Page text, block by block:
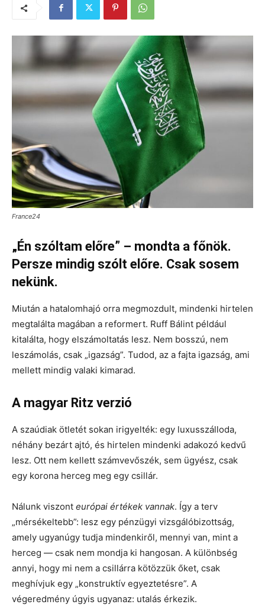
France24
„Én szóltam előre” – mondta a főnök.
Persze mindig szólt előre. Csak sosem
nekünk.
Miután a hatalomhajó orra megmozdult, mindenki hirtelen
megtalálta magában a reformert. Ruff Bálint például
kitalálta, hogy elszámoltatás lesz. Nem bosszú, nem
leszámolás, csak „igazság”. Tudod, az a fajta igazság, ami
mellett mindig valaki kimarad.
A magyar Ritz verzió
A szaúdiak ötletét sokan irigyelték: egy luxusszálloda,
néhány bezárt ajtó, és hirtelen mindenki adakozó kedvű
lesz. Ott nem kellett számvevőszék, sem ügyész, csak
egy korona herceg meg egy csillár.
Nálunk viszont európai értékek vannak. Így a terv
„mérsékeltebb”: lesz egy pénzügyi vizsgálóbizottság,
amely ugyanúgy tudja mindenkiről, mennyi van, mint a
herceg — csak nem mondja ki hangosan. A különbség
annyi, hogy mi nem a csillárra kötözzük őket, csak
meghívjuk egy „konstruktív egyeztetésre”. A
végeredmény úgyis ugyanaz: utalás érkezik.